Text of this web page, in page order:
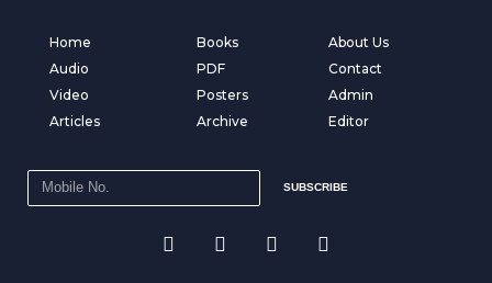
Home
Audio
Video
Articles
Books
PDF
Posters
Archive
About Us
Contact
Admin
Editor
SUBSCRIBE